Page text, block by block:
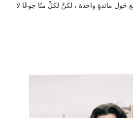
حَول مائدةٍ واحدة ، لكنَّ لكلٍّ منّا جوعًا لا